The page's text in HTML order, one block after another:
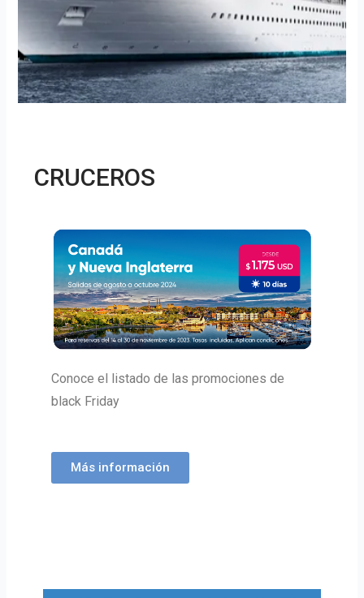
CRUCEROS
Conoce el listado de las promociones de
black Friday
Más información